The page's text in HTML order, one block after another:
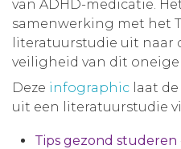
van ADHD-medicatie.
samenwerking met het
literatuurstudie uit naar
veiligheid van dit
Deze infographic laat
uit een literatuurstudie
Tips gezond